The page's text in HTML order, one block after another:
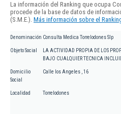
La información del Ranking que ocupa
procede de la base de datos de
(S.M.E.). Más información sobre el
Denominación Consulta Medica Torrelodones Slp
Objeto Social
LA ACTIVIDAD PROPIA DE LOS
BAJO CUALQUIER TECNICA
Domicilio
Social
Calle los Angeles , 16
Localidad Torrelodones